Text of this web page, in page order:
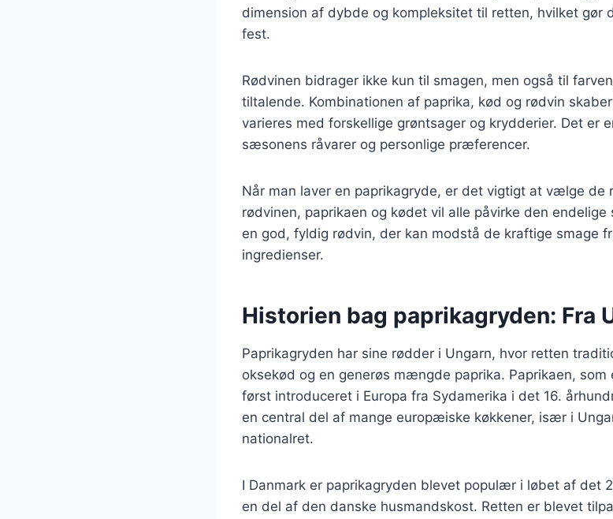
dimension af dybde og kompleksitet til retten, hvilket gør
fest.
Rødvinen bidrager ikke kun til smagen, men også til
tiltalende. Kombinationen af paprika, kød og rødvin
varieres med forskellige grøntsager og krydderier. Det er
sæsonens råvarer og personlige præferencer.
Når man laver en paprikagryde, er det vigtigt at vælge de
rødvinen, paprikaen og kødet vil alle påvirke den
en god, fyldig rødvin, der kan modstå de kraftige smage
ingredienser.
Historien bag paprikagryden: Fra
Paprikagryden har sine rødder i Ungarn, hvor retten
oksekød og en generøs mængde paprika. Paprikaen,
først introduceret i Europa fra Sydamerika i det 16.
en central del af mange europæiske køkkener, især i
nationalret.
I Danmark er paprikagryden blevet populær i løbet af det
en del af den danske husmandskost. Retten er blevet